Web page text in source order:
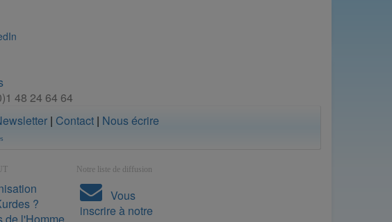
48 24 64 64
| Contact | Nous écrire
?
de l'Homme
Notre liste de diffusion
Vous
inscrire à notre